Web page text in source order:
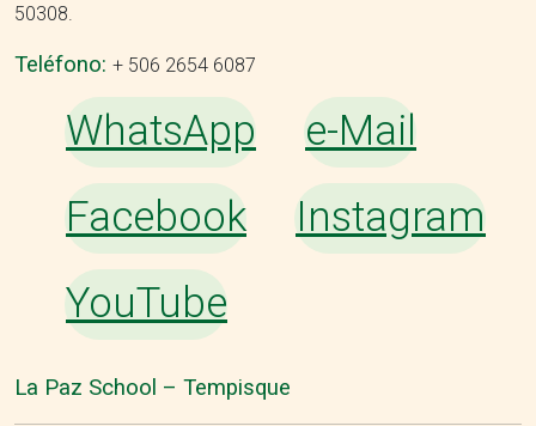
50308.
Teléfono: + 506 2654 6087
WhatsApp
e-Mail
Facebook
Instagram
YouTube
La Paz School – Tempisque